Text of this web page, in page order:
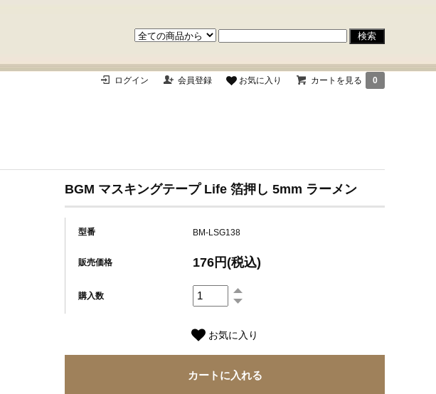
ログイン 会員登録 お気に入り カートを見る 0
BGM マスキングテープ Life 箔押し 5mm ラーメン
型番 BM-LSG138
販売価格 176円(税込)
購入数
お気に入り